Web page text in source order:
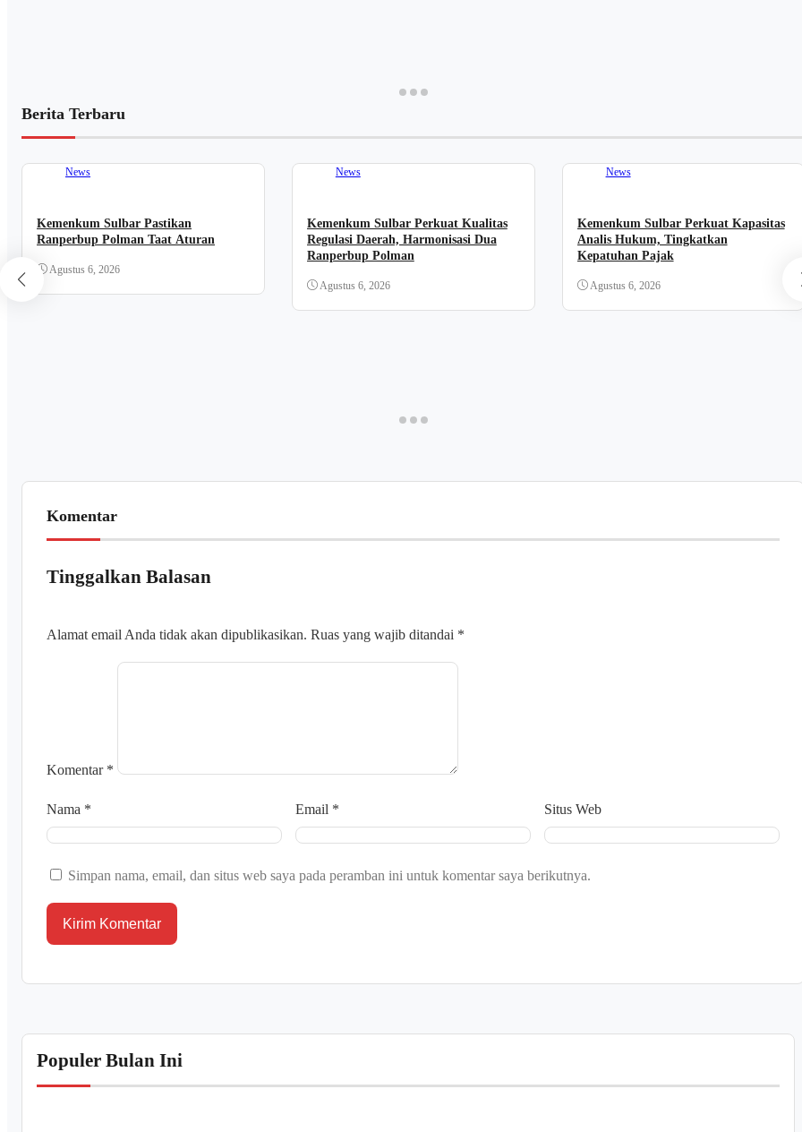
Berita Terbaru
News
Kemenkum Sulbar Pastikan
Ranperbup Polman Taat Aturan
Agustus 6, 2026
News
Kemenkum Sulbar Perkuat Kualitas
Regulasi Daerah, Harmonisasi Dua
Ranperbup Polman
Agustus 6, 2026
News
Kemenkum Sulbar Perkuat Kapasitas
Analis Hukum, Tingkatkan
Kepatuhan Pajak
Agustus 6, 2026
Komentar
Tinggalkan Balasan
Alamat email Anda tidak akan dipublikasikan. Ruas yang wajib ditandai *
Komentar *
Nama * Email * Situs Web
Simpan nama, email, dan situs web saya pada peramban ini untuk komentar saya berikutnya.
Populer Bulan Ini